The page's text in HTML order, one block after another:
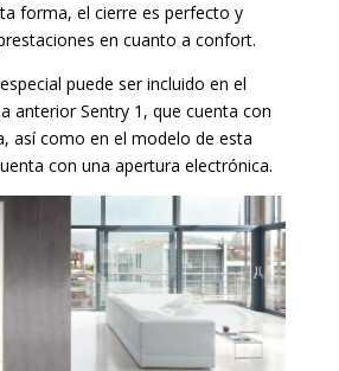
forma, el cierre es perfecto y
en cuanto a confort.
puede ser incluido en el
anterior Sentry 1, que cuenta con
así como en el modelo de esta
con una apertura electrónica.